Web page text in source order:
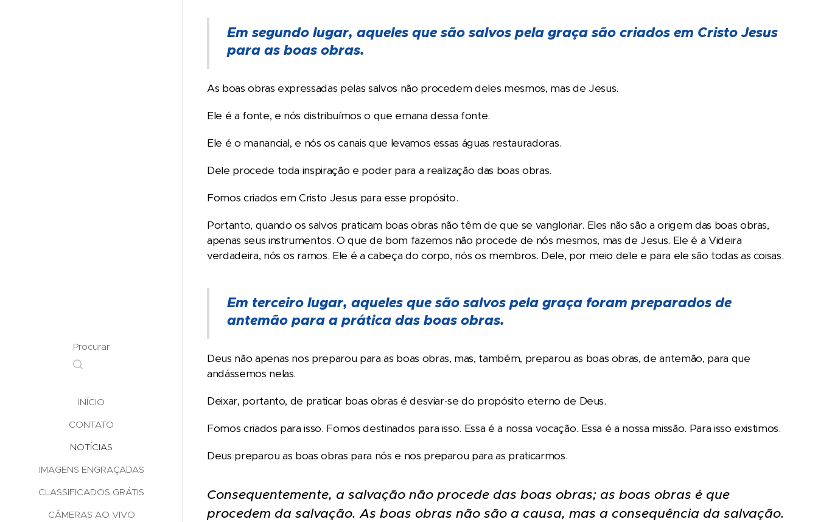
Procurar
INÍCIO
CONTATO
NOTÍCIAS
IMAGENS ENGRAÇADAS
CLASSIFICADOS GRÁTIS
CÂMERAS AO VIVO
Em segundo lugar, aqueles que são salvos pela graça são criados em Cristo Jesus
para as boas obras.
As boas obras expressadas pelas salvos não procedem deles mesmos, mas de Jesus.
Ele é a fonte, e nós distribuímos o que emana dessa fonte.
Ele é o manancial, e nós os canais que levamos essas águas restauradoras.
Dele procede toda inspiração e poder para a realização das boas obras.
Fomos criados em Cristo Jesus para esse propósito.
Portanto, quando os salvos praticam boas obras não têm de que se vangloriar. Eles não são a origem das boas obras,
apenas seus instrumentos. O que de bom fazemos não procede de nós mesmos, mas de Jesus. Ele é a Videira
verdadeira, nós os ramos. Ele é a cabeça do corpo, nós os membros. Dele, por meio dele e para ele são todas as coisas.
Em terceiro lugar, aqueles que são salvos pela graça foram preparados de
antemão para a prática das boas obras.
Deus não apenas nos preparou para as boas obras, mas, também, preparou as boas obras, de antemão, para que
andássemos nelas.
Deixar, portanto, de praticar boas obras é desviar-se do propósito eterno de Deus.
Fomos criados para isso. Fomos destinados para isso. Essa é a nossa vocação. Essa é a nossa missão. Para isso existimos.
Deus preparou as boas obras para nós e nos preparou para as praticarmos.
Consequentemente, a salvação não procede das boas obras; as boas obras é que
procedem da salvação. As boas obras não são a causa, mas a consequência da salvação.